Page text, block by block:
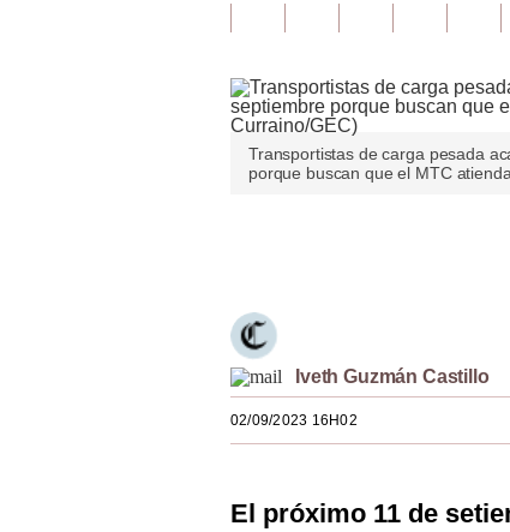
Transportistas de carga pesada
porque buscan que el MTC
Iveth Guzmán Castillo
02/09/2023 16H02
El próximo 11 de